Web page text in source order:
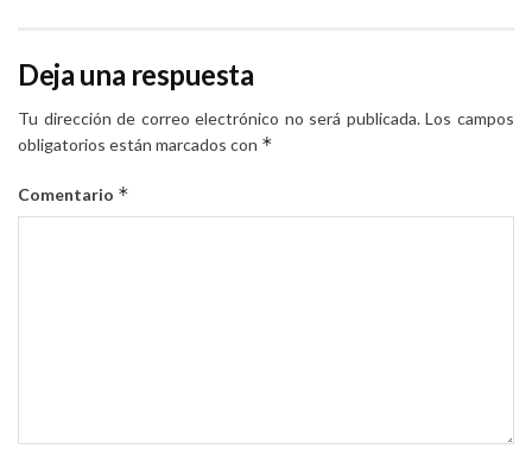
Deja una respuesta
Tu dirección de correo electrónico no será publicada. Los campos
obligatorios están marcados con *
Comentario *